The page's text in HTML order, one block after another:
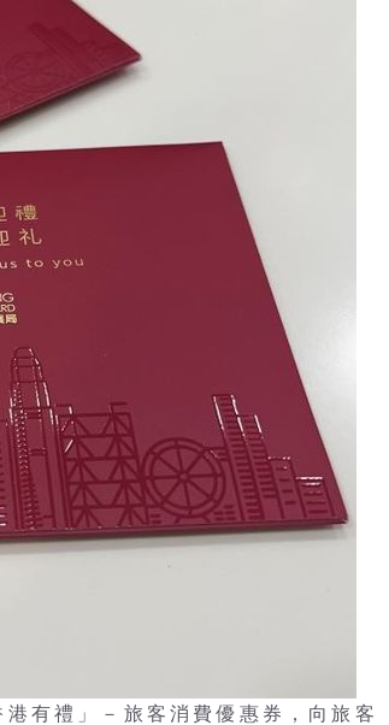
有禮」－旅客消費優惠券，向旅客